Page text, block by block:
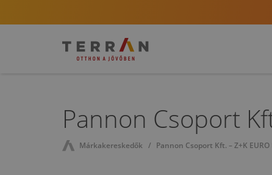
Pannon Csoport
Márkakereskedők Pannon Csoport Kft. – Z+K EURO